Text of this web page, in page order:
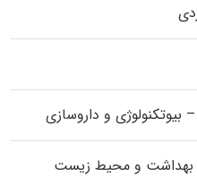
و داروسازی
بهداشت و محیط زیست